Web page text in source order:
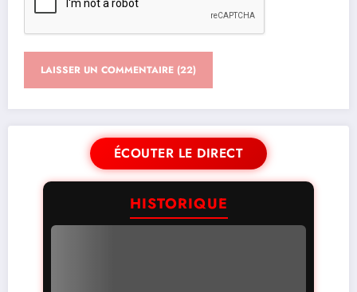
ÉCOUTER LE DIRECT
HISTORIQUE